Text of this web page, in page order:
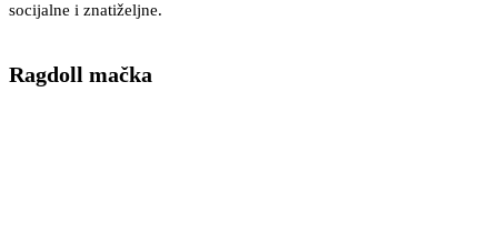
socijalne i znatiželjne.
Ragdoll mačka